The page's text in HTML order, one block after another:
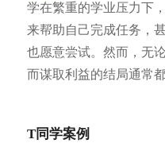
学在繁重的学业压力下
来帮助自己完成任务，
也愿意尝试。然而，无
而谋取利益的结局通常
T同学案例